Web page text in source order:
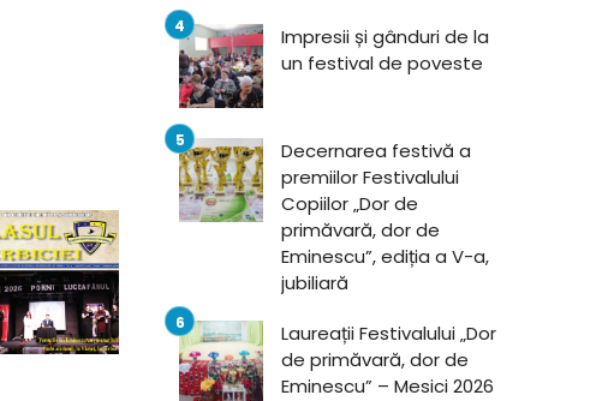
Impresii și gânduri de la
un festival de poveste
Decernarea festivă a
premiilor Festivalului
Copiilor „Dor de
primăvară, dor de
Eminescu”, ediția a V-a,
jubiliară
Laureații Festivalului „Dor
de primăvară, dor de
Eminescu” – Mesici 2026